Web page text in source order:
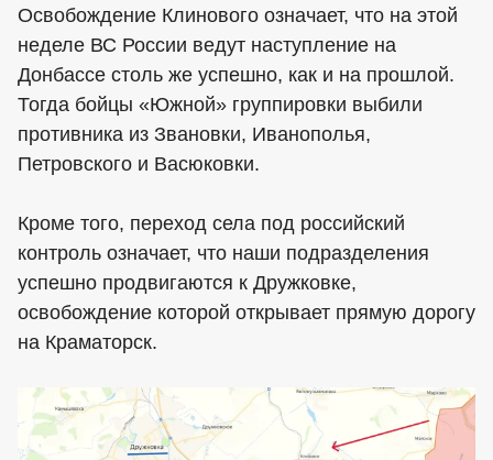
Освобождение Клинового означает, что на этой
неделе ВС России ведут наступление на
Донбассе столь же успешно, как и на прошлой.
Тогда бойцы «Южной» группировки выбили
противника из Звановки, Иванополья,
Петровского и Васюковки.
Кроме того, переход села под российский
контроль означает, что наши подразделения
успешно продвигаются к Дружковке,
освобождение которой открывает прямую дорогу
на Краматорск.